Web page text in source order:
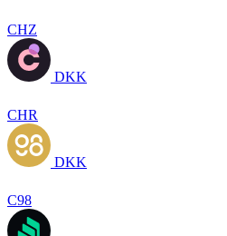
CHZ
DKK
CHR
DKK
C98